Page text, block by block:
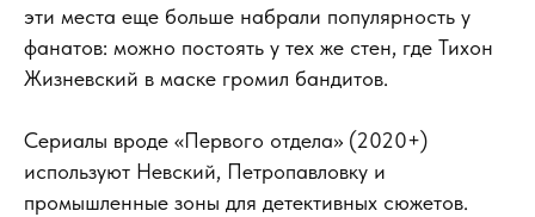
эти места еще больше набрали популярность у
фанатов: можно постоять у тех же стен, где Тихон
Жизневский в маске громил бандитов.
Сериалы вроде «Первого отдела» (2020+)
используют Невский, Петропавловку и
промышленные зоны для детективных сюжетов.